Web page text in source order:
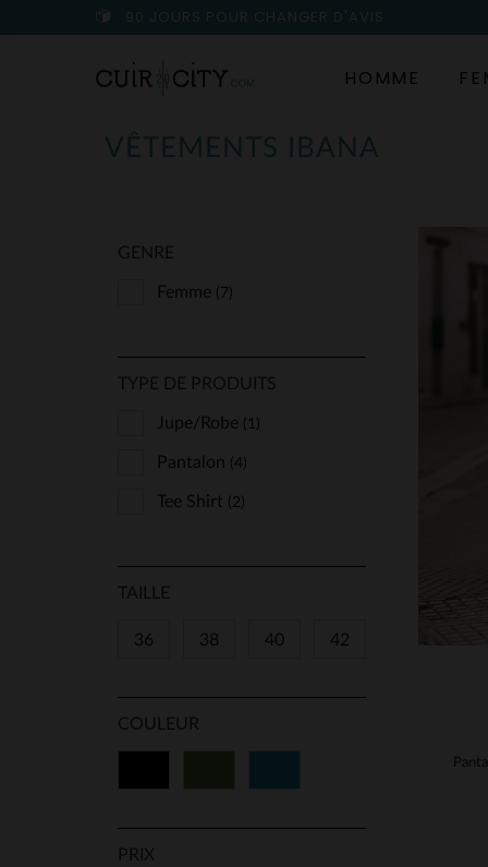
90 JOURS POUR CHANGER D'AVIS
HOMME
VÊTEMENTS IBANA
GENRE
Femme (7)
TYPE DE PRODUITS
Jupe/Robe (1)
Pantalon (4)
Tee Shirt (2)
TAILLE
36 38 40 42
COULEUR
PRIX